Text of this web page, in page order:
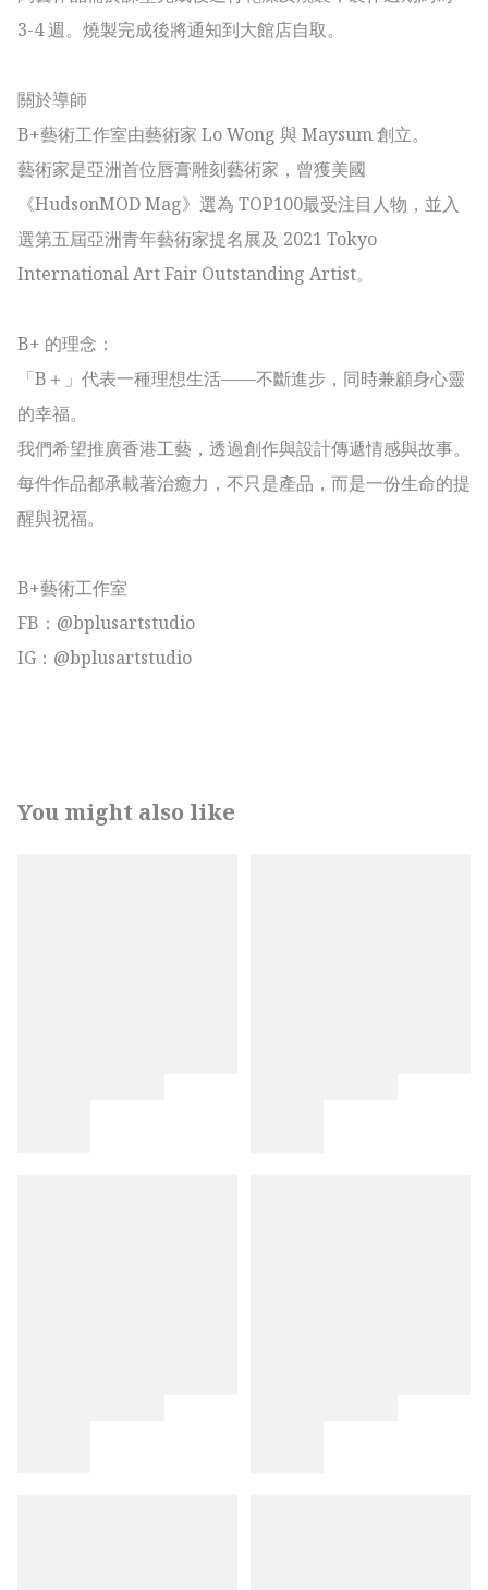
3-4 週。燒製完成後將通知到大館店自取。
關於導師
B+藝術工作室由藝術家 Lo Wong 與 Maysum 創立。
藝術家是亞洲首位唇膏雕刻藝術家，曾獲美國
《HudsonMOD Mag》選為 TOP100最受注目人物，並入
選第五屆亞洲青年藝術家提名展及 2021 Tokyo
International Art Fair Outstanding Artist。
B+ 的理念：
「B＋」代表一種理想生活——不斷進步，同時兼顧身心靈
的幸福。
我們希望推廣香港工藝，透過創作與設計傳遞情感與故事。
每件作品都承載著治癒力，不只是產品，而是一份生命的提
醒與祝福。
B+藝術工作室
FB：@bplusartstudio
IG：@bplusartstudio
You might also like